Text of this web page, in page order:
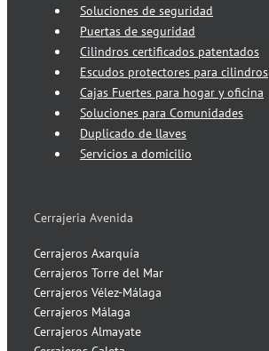
Soluciones de seguridad
Puertas de seguridad
Cilindros certificados patentados
Escudos protectores para cilindros
Cajas Fuertes para hogar y oficina
Soluciones para Comunidades
Duplicado de llaves
Servicios a domicilio
Cerrajeria Avenida
Cerrajeros Axarquía
Cerrajeros Torre del Mar
Cerrajeros Vélez-Málaga
Cerrajeros Málaga
Cerrajeros Almayate